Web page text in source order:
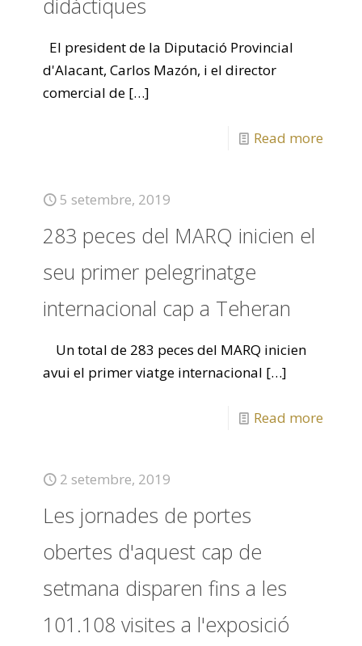
didàctiques
El president de la Diputació Provincial
d'Alacant, Carlos Mazón, i el director
comercial de […]
Read more
5 setembre, 2019
283 peces del MARQ inicien el
seu primer pelegrinatge
internacional cap a Teheran
Un total de 283 peces del MARQ inicien
avui el primer viatge internacional […]
Read more
2 setembre, 2019
Les jornades de portes
obertes d'aquest cap de
setmana disparen fins a les
101.108 visites a l'exposició